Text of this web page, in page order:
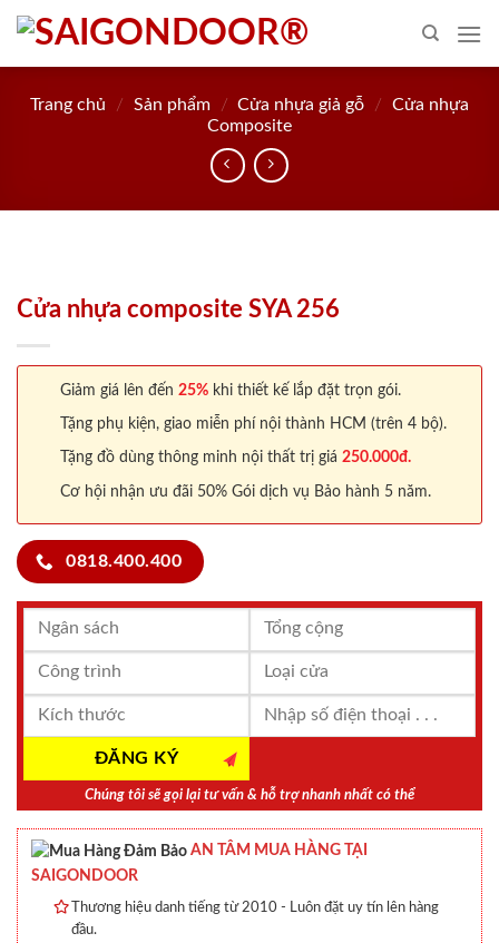
Skip
content
Trang chủ / Sản phẩm / Cửa nhựa giả gỗ /
Cửa nhựa
Composite
Cửa nhựa composite SYA 256
Giảm giá lên đến 25% khi thiết kế lắp đặt trọn gói.
Tặng phụ kiện, giao miễn phí nội thành HCM (trên 4 bộ).
Tặng đồ dùng thông minh nội thất trị giá 250.000đ.
Cơ hội nhận ưu đãi 50% Gói dịch vụ Bảo hành 5 năm.
0818.400.400
Chúng tôi sẽ gọi lại tư vấn & hỗ trợ nhanh nhất có thể
AN TÂM MUA HÀNG TẠI
SAIGONDOOR
Thương hiệu danh tiếng từ 2010 - Luôn đặt uy tín lên hàng
đầu.